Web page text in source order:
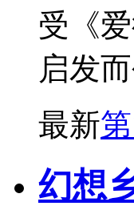
受《
启发
最新
幻想